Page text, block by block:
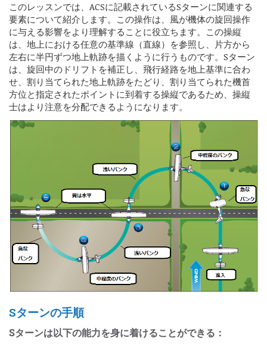
このレッスンでは、ACSに記載されているSターンに関連する
要素について紹介します。この操作は、風が機体の旋回操作
に与える影響をより理解することに役立ちます。この操縦
は、地上における任意の基準線（直線）を参照し、片方から
左右に半円ずつ地上軌跡を描くように行うものです。Sターン
は、旋回中のドリフトを補正し、飛行経路を地上基準に合わ
せ、割り当てられた地上軌跡をたどり、割り当てられた機首
方位と指定されたポイントに到着する操縦であるため、操縦
士はより注意を分配できるようになります。
Sターンの手順
Sターンは以下の能力を身に着けることができる：